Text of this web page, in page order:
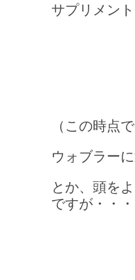
サプリメン
（この時点
ウォブラー
とか、頭を
ですが・・・